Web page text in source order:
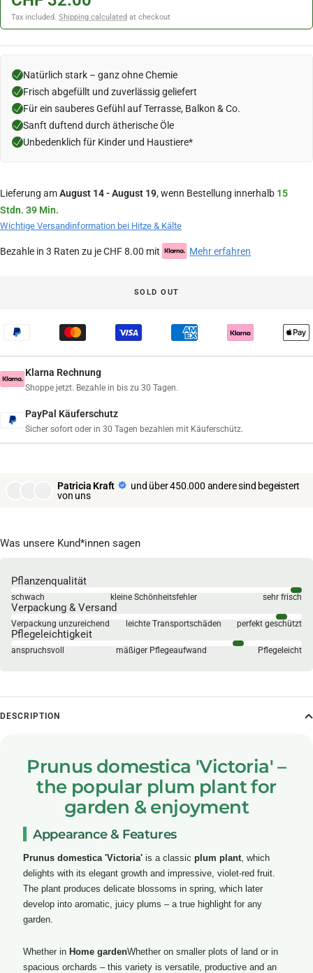
Tax included. Shipping calculated at checkout
Natürlich stark – ganz ohne Chemie
Frisch abgefüllt und zuverlässig geliefert
Für ein sauberes Gefühl auf Terrasse, Balkon & Co.
Sanft duftend durch ätherische Öle
Unbedenklich für Kinder und Haustiere*
Lieferung amAugust 14 - August 19, wenn Bestellung innerhalb 15
Stdn. 39 Min.
Wichtige Versandinformation bei Hitze & Kälte
Bezahle in 3 Raten zu je CHF 8.00 mit Mehr erfahren
SOLD OUT
Klarna Rechnung
Shoppe jetzt. Bezahle in bis zu 30 Tagen.
PayPal Käuferschutz
Sicher sofort oder in 30 Tagen bezahlen mit Käuferschütz.
Patricia Kraft
und über 450.000 andere sind begeistert
von uns
Was unsere Kund*innen sagen
Pflanzenqualität
schwach kleine Schönheitsfehler sehr frisch
Verpackung & Versand
Verpackung unzureichend leichte Transportschäden perfekt geschützt
Pflegeleichtigkeit
anspruchsvoll mäßiger Pflegeaufwand Pflegeleicht
DESCRIPTION
Prunus domestica 'Victoria' –
the popular plum plant for
garden & enjoyment
Appearance & Features
Prunus domestica 'Victoria'is a classic plum plant, which
delights with its elegant growth and impressive, violet-red fruit.
The plant produces delicate blossoms in spring, which later
develop into aromatic, juicy plums – a true highlight for any
garden.
Whether in Home gardenWhether on smaller plots of land or in
spacious orchards – this variety is versatile, productive and an